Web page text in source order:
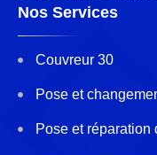
Nos Services
Couvreur 30
Pose et
Pose et réparation